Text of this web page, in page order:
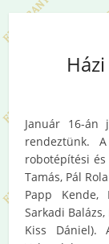
Január 16-án
rendeztünk.
robotépítési
Tamás, Pál
Papp Kende,
Sarkadi
Kiss Dániel).